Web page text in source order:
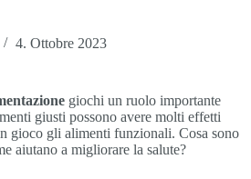
4. Ottobre 2023
giochi un ruolo importante
giusti possono avere molti effetti
gioco gli alimenti funzionali. Cosa sono
aiutano a migliorare la salute?